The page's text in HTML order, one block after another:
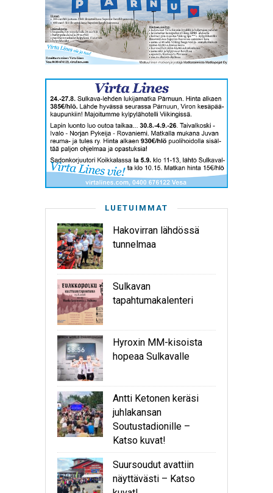
LUETUIMMAT
Hakovirran lähdössä
tunnelmaa
Sulkavan
tapahtumakalenteri
Hyroxin MM-kisoista
hopeaa Sulkavalle
Antti Ketonen keräsi
juhlakansan
Soutustadionille –
Katso kuvat!
Suursoudut avattiin
näyttävästi – Katso